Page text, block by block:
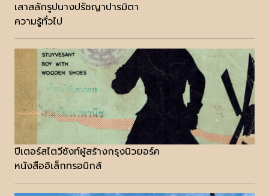
เสาสลักรูปนางปรัชญาปารมิตา
ความรู้ทั่วไป
ปีเตอร์สไตวีซังท์ผู้สร้างกรุงนิวยอร์ค
หนังสืออิเล็กทรอนิกส์